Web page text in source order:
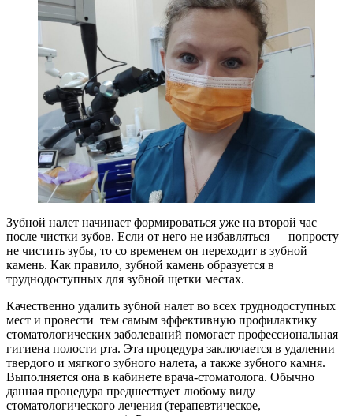
Зубной налет начинает формироваться уже на второй час
после чистки зубов. Если от него не избавляться — попросту
не чистить зубы, то со временем он переходит в зубной
камень. Как правило, зубной камень образуется в
труднодоступных для зубной щетки местах.
Качественно удалить зубной налет во всех труднодоступных
мест и провести тем самым эффективную профилактику
стоматологических заболеваний помогает профессиональная
гигиена полости рта. Эта процедура заключается в удалении
твердого и мягкого зубного налета, а также зубного камня.
Выполняется она в кабинете врача-стоматолога. Обычно
данная процедура предшествует любому виду
стоматологического лечения (терапевтическое,